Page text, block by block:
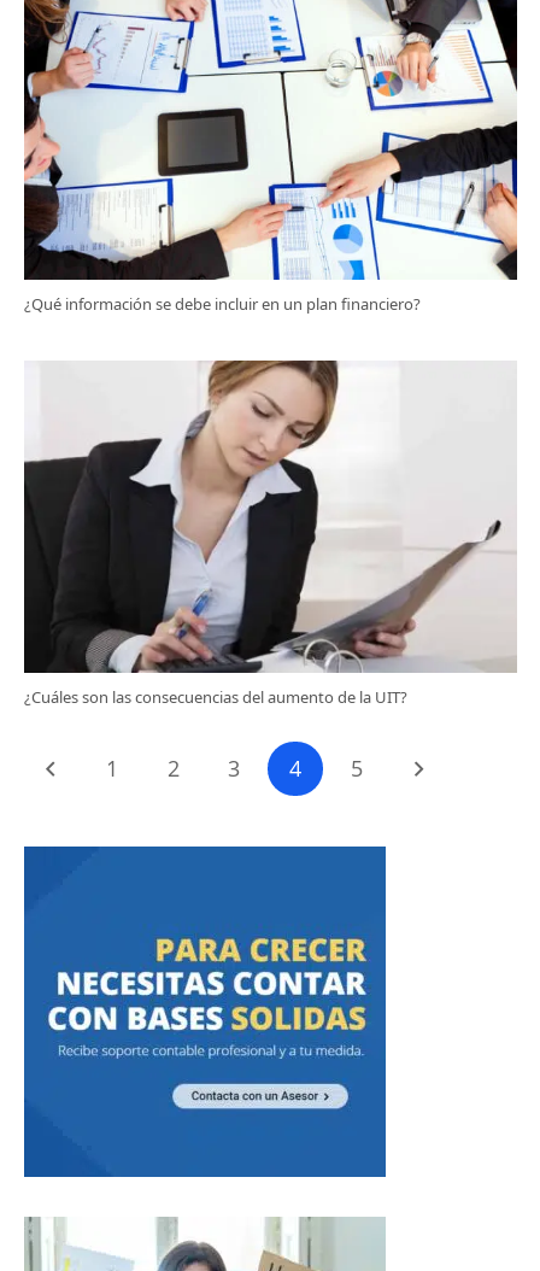
¿Qué información se debe incluir en un plan financiero?
¿Cuáles son las consecuencias del aumento de la UIT?
1 2 3 4 5